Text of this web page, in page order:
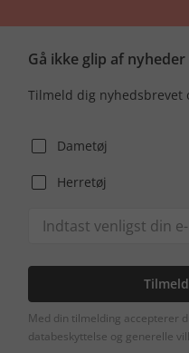
Gå ikke glip af
Tilmeld dig nyhedsbrevet
Dametøj
Herretøj
Med din tilmelding accepterer
databeskyttelse og generelle